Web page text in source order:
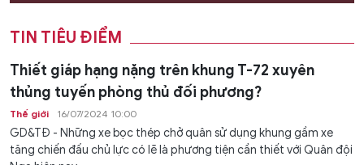
TIN TIÊU ĐIỂM
Thiết giáp hạng nặng trên khung T-72 xuyên
thủng tuyến phòng thủ đối phương?
Thế giới 16/07/2024 10:00
GD&TĐ - Những xe bọc thép chở quân sử dụng khung gầm xe
tăng chiến đấu chủ lực có lẽ là phương tiện cần thiết với Quân đội